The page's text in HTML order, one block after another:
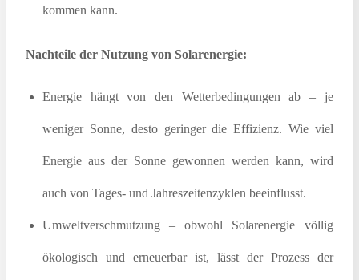
kommen kann.
Nachteile der Nutzung von Solarenergie:
Energie hängt von den Wetterbedingungen ab – je
weniger Sonne, desto geringer die Effizienz. Wie viel
Energie aus der Sonne gewonnen werden kann, wird
auch von Tages- und Jahreszeitenzyklen beeinflusst.
Umweltverschmutzung – obwohl Solarenergie völlig
ökologisch und erneuerbar ist, lässt der Prozess der